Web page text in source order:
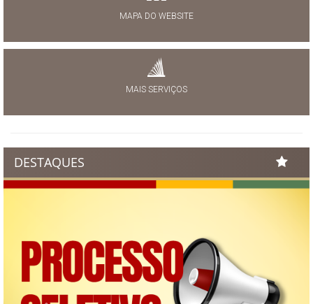
MAPA DO WEBSITE
MAIS SERVIÇOS
DESTAQUES